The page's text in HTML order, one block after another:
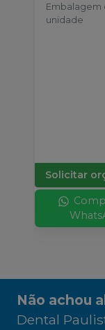
Embalagem
unidade
Solicitar
Não achou
Dental